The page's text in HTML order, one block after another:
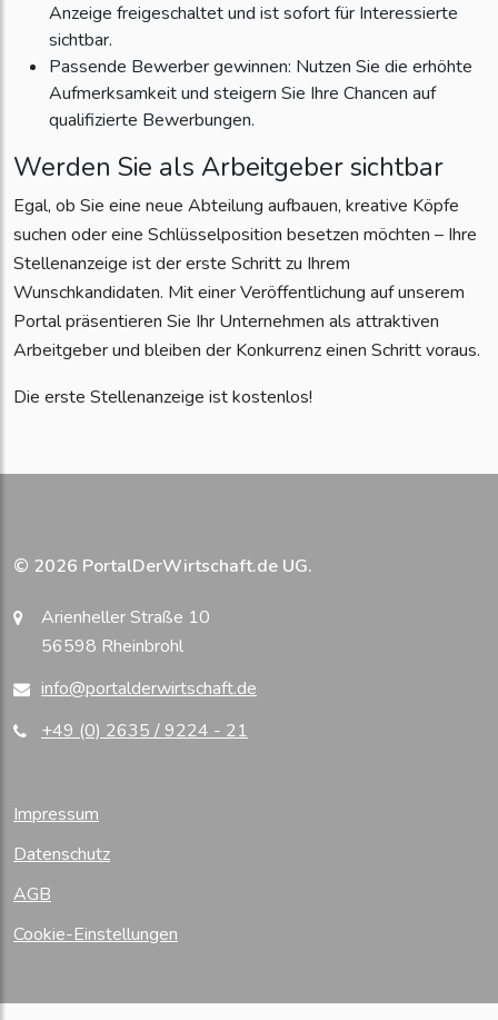
Anzeige freigeschaltet und ist sofort für Interessierte
sichtbar.
Passende Bewerber gewinnen: Nutzen Sie die erhöhte
Aufmerksamkeit und steigern Sie Ihre Chancen auf
qualifizierte Bewerbungen.
Werden Sie als Arbeitgeber sichtbar
Egal, ob Sie eine neue Abteilung aufbauen, kreative Köpfe
suchen oder eine Schlüsselposition besetzen möchten – Ihre
Stellenanzeige ist der erste Schritt zu Ihrem
Wunschkandidaten. Mit einer Veröffentlichung auf unserem
Portal präsentieren Sie Ihr Unternehmen als attraktiven
Arbeitgeber und bleiben der Konkurrenz einen Schritt voraus.
Die erste Stellenanzeige ist kostenlos!
© 2026 PortalDerWirtschaft.de UG.
Arienheller Straße 10
56598 Rheinbrohl
info@portalderwirtschaft.de
+49 (0) 2635 / 9224 - 21
Impressum
Datenschutz
AGB
Cookie-Einstellungen